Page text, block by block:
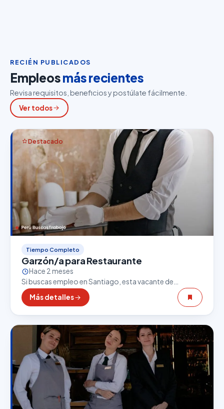
RECIÉN PUBLICADOS
Empleosmás recientes
Revisa requisitos, beneficios y postúlate fácilmente.
Ver todos
Destacado
Tiempo Completo
Garzón/a para Restaurante
Hace 2 meses
Si buscas empleo en Santiago, esta vacante de
Garzón/a para Restaurante puede ser una excelente
oportunidad. El sector gastronómico es uno de los
que…
Más detalles